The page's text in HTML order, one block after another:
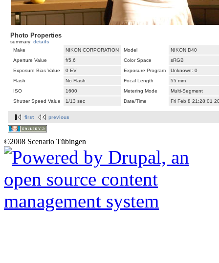
Photo Properties
summary details
Make
NIKON CORPORATION Model
NIKON D40
Aperture Value
f/5.6 Color Space
sRGB
Exposure Bias Value
0 EV Exposure Program
Unknown: 0
Flash
No Flash Focal Length
55 mm
ISO
1600 Metering Mode
Multi-Segment
Shutter Speed Value
1/13 sec Date/Time Fri Feb 8 21:28:01
first previous
©2008 Scenario Tübingen